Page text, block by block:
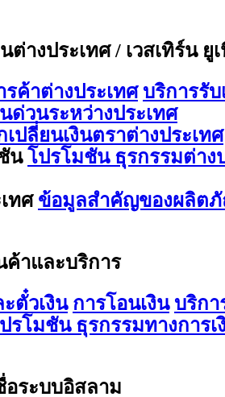
ต่างประเทศ / เวสเทิร์น ยู
รค้าต่างประเทศ บริการรับ
ด่วนระหว่างประเทศ
ปลี่ยนเงินตราต่างประเทศ
น โปรโมชัน ธุรกรรมต่าง
ทศ ข้อมูลสำคัญของผลิตภั
ค้าและบริการ
ตั๋วเงิน การโอนเงิน บริกา
รโมชัน ธุรกรรมทางการเ
อระบบอิสลาม